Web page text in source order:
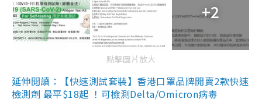
+2
點擊圖片放大
延伸閱讀：【快速測試套裝】香港口罩品牌開賣2款快速
檢測劑 最平$18起 ！可檢測Delta/Omicron病毒